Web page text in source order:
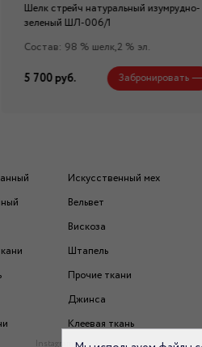
Шелк стрейч натуральный изумрудно-
зеленый ШЛ-006/1
Состав: 98 % шелк,2 % эл.
5 700 руб. Забронировать
Искусственный мех
Вельвет
Вискоза
Штапель
Прочие ткани
Джинса
Клеевая ткань
Instagram